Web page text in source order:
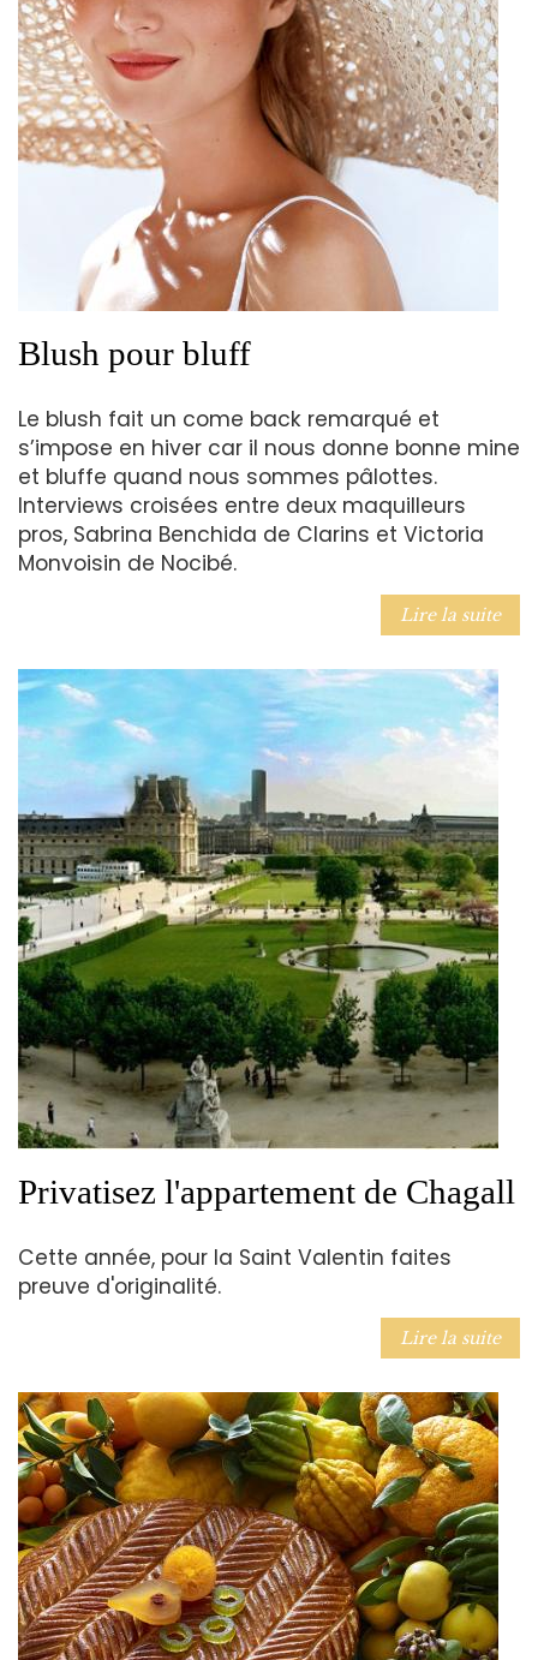
Blush pour bluff
Le blush fait un come back remarqué et
s’impose en hiver car il nous donne bonne mine
et bluffe quand nous sommes pâlottes.
Interviews croisées entre deux maquilleurs
pros, Sabrina Benchida de Clarins et Victoria
Monvoisin de Nocibé.
Lire la suite
Privatisez l'appartement de Chagall
Cette année, pour la Saint Valentin faites
preuve d'originalité.
Lire la suite